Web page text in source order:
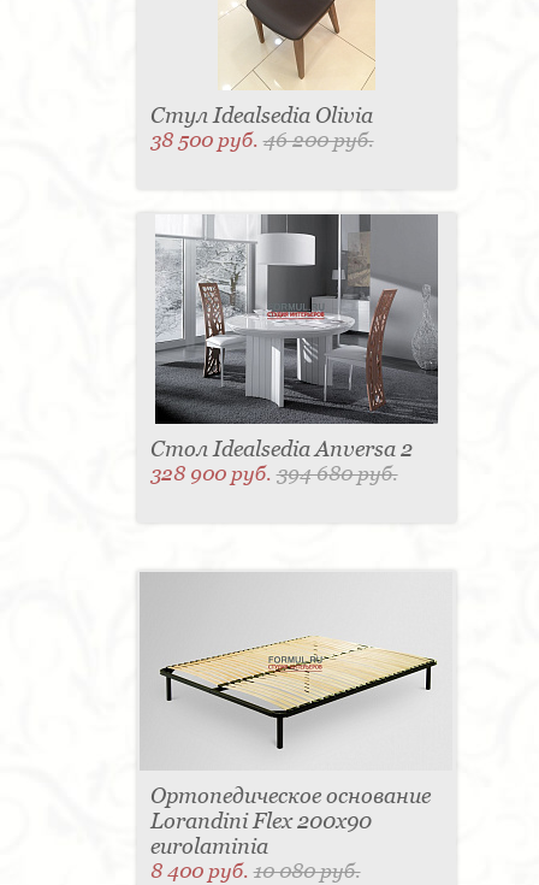
Стул Idealsedia Olivia
38 500 руб.46 200 руб.
Стол Idealsedia Anversa 2
328 900 руб.394 680 руб.
Ортопедическое основание
Lorandini Flex 200x90
eurolaminia
8 400 руб.10 080 руб.